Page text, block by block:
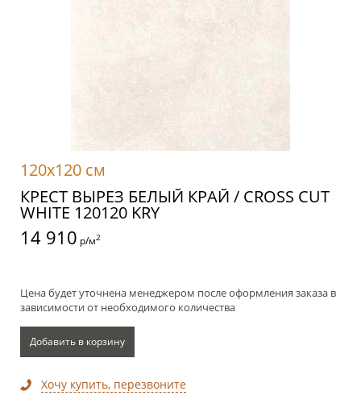
120x120 см
КРЕСТ ВЫРЕЗ БЕЛЫЙ КРАЙ / CROSS CUT
WHITE 120120 KRY
14 910 р/м2
Цена будет уточнена менеджером после оформления заказа в
зависимости от необходимого количества
Добавить в корзину
Хочу купить, перезвоните